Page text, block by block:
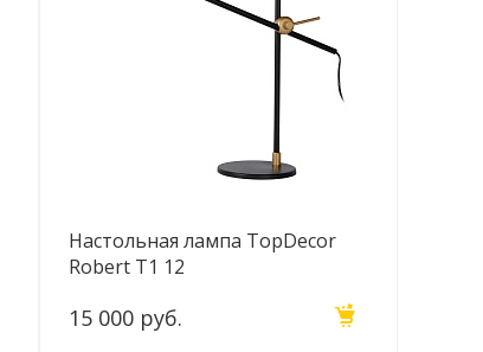
Настольная лампа TopDecor
Robert T1 12
15 000 руб.